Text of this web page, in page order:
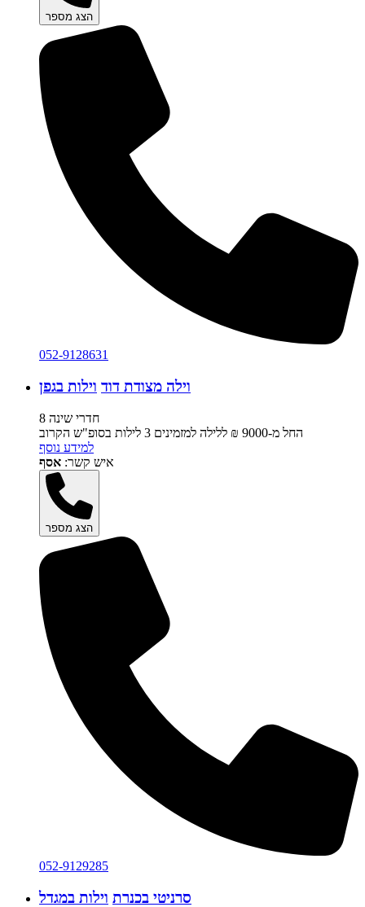
הצג מספר
052-9128631
וילה מצודת דוד וילות בגפן
8 חדרי שינה
החל מ-‏9000 ₪ ללילה למזמינים 3 לילות בסופ"ש הקרוב
למידע נוסף
איש קשר: אסף
הצג מספר
052-9129285
סרניטי בכנרת וילות במגדל